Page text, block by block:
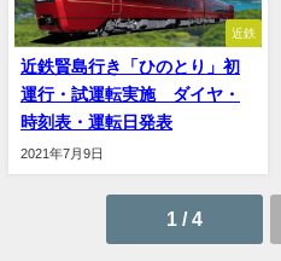
近鉄
近鉄賢島行き「ひのとり」初
運行・試運転実施 ダイヤ・
時刻表・運転日発表
2021年7月9日
1 / 4